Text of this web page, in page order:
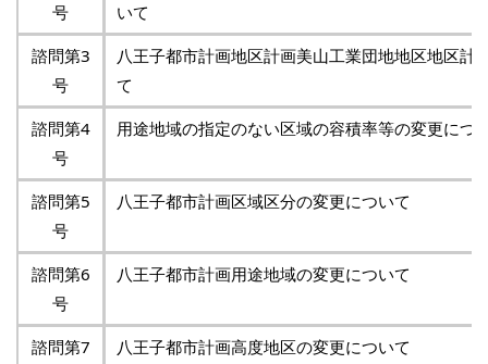
号
いて
諮問第3
号
八王子都市計画地区計画美山工業団地地区地区計
て
諮問第4
号
用途地域の指定のない区域の容積率等の変更につ
諮問第5
号
八王子都市計画区域区分の変更について
諮問第6
号
八王子都市計画用途地域の変更について
諮問第7
八王子都市計画高度地区の変更について